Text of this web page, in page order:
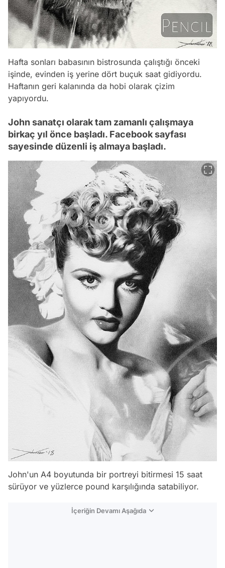
Hafta sonları babasının bistrosunda çalıştığı önceki
işinde, evinden iş yerine dört buçuk saat gidiyordu.
Haftanın geri kalanında da hobi olarak çizim
yapıyordu.
John sanatçı olarak tam zamanlı çalışmaya
birkaç yıl önce başladı. Facebook sayfası
sayesinde düzenli iş almaya başladı.
John'un A4 boyutunda bir portreyi bitirmesi 15 saat
sürüyor ve yüzlerce pound karşılığında satabiliyor.
İçeriğin Devamı Aşağıda